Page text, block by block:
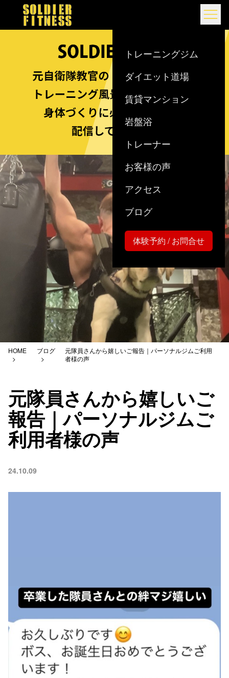
Skip to content
トレーニングジム
ダイエット道場
賃貸マンション
岩盤浴
トレーナー
お客様の声
アクセス
ブログ
体験予約 / お問合せ
HOME ブログ
元隊員さんから嬉しいご報告｜パーソナルジムご利用
者様の声
元隊員さんから嬉しいご
報告｜パーソナルジムご
利用者様の声
24.10.09